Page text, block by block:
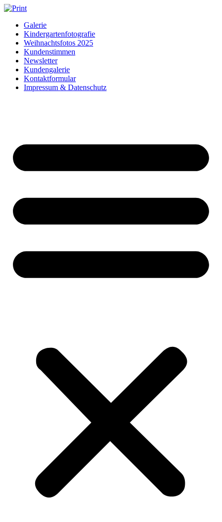
Zum
springenGalerie
Kindergartenfotografie
Weihnachtsfotos 2025
Kundenstimmen
Newsletter
Kundengalerie
Kontaktformular
Impressum & Datenschutz